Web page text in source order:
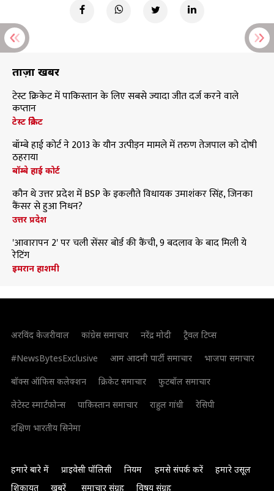
ताज़ा खबरें
टेस्ट क्रिकेट में पाकिस्तान के लिए सबसे ज्यादा जीत दर्ज करने वाले
कप्तान
टेस्ट क्रिकेट
बॉम्बे हाई कोर्ट ने 2013 के यौन उत्पीड़न मामले में तरुण तेजपाल को दोषी
ठहराया
बॉम्बे हाई कोर्ट
कौन थे उत्तर प्रदेश में BSP के इकलौते विधायक उमाशंकर सिंह, जिनका
कैंसर से हुआ निधन?
उत्तर प्रदेश
'आवारापन 2' पर चली सेंसर बोर्ड की कैंची, 9 बदलाव के बाद मिली ये
रेटिंग
इमरान हाशमी
अरविंद केजरीवाल कांग्रेस समाचार नरेंद्र मोदी
ट्रैवल टिप्स
#NewsBytesExclusive
आम आदमी पार्टी समाचार
भाजपा समाचार
बॉक्स ऑफिस कलेक्शन
क्रिकेट समाचार
फुटबॉल समाचार
लेटेस्ट स्मार्टफोन्स
पाकिस्तान समाचार राहुल गांधी
रेसिपी
दक्षिण भारतीय सिनेमा
हमारे बारे में प्राइवेसी पॉलिसी नियम हमसे संपर्क करें
हमारे उसूल
शिकायत
खबरें समाचार संग्रह विषय संग्रह